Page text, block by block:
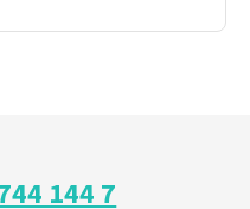
144 7